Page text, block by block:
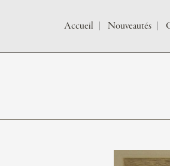
Accueil Nouveautés